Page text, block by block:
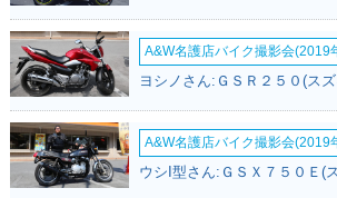
A&W名護店バイク撮影会(2019
ヨシノさん:ＧＳＲ２５０(ス
A&W名護店バイク撮影会(2019
ウシI型さん:ＧＳＸ７５０Ｅ(